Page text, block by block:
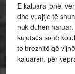
E kaluara jonë,
dhe vuajtje të
nuk duhen
kujetsës sonë
te breznitë që
kaluaren, për